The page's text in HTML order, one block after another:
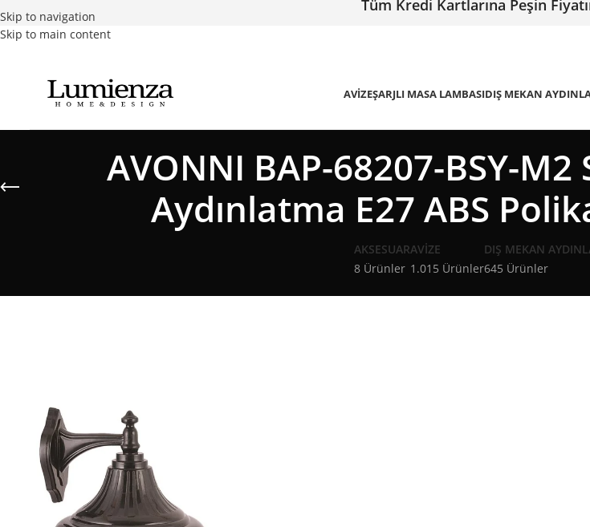
Skip to navigation
Skip to main content
Tüm Kredi Kartlarına Peşin
AVIZEŞARJLI MASA LAMBASIDIŞ MEKAN
AVONNI BAP-68207-BSY-M2
Aydınlatma E27 ABS
AKSESUAR
8 Ürünler
AVIZE
1.015 Ürünler
DIŞ MEKAN
645 Ürünler